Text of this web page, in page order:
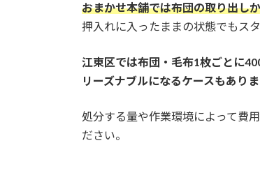
おまかせ本舗では布団の取り出し
押入れに入ったままの状態でもス
江東区では布団・毛布1枚ごとに
リーズナブルになるケースもありま
処分する量や作業環境によって費
ださい。